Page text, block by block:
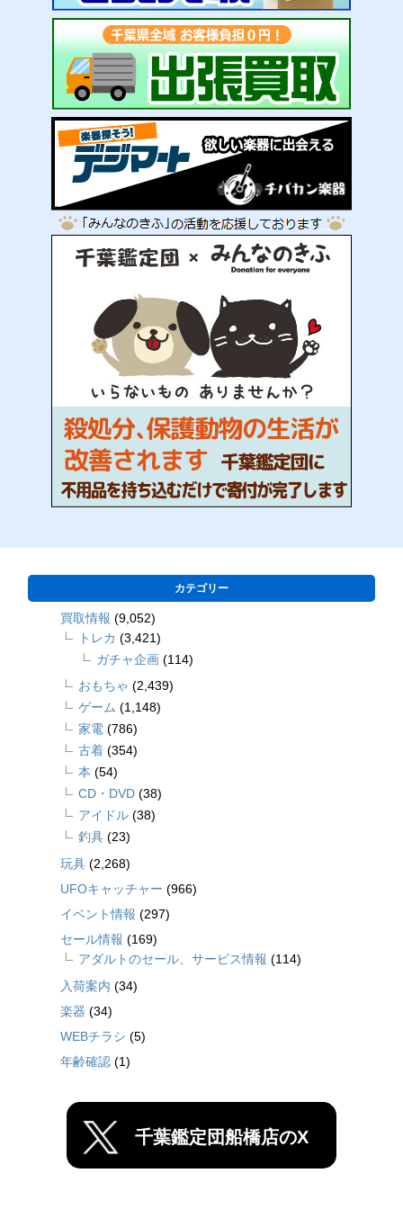
カテゴリー
買取情報 (9,052)
トレカ (3,421)
ガチャ企画 (114)
おもちゃ (2,439)
ゲーム (1,148)
家電 (786)
古着 (354)
本 (54)
CD・DVD (38)
アイドル (38)
釣具 (23)
玩具 (2,268)
UFOキャッチャー (966)
イベント情報 (297)
セール情報 (169)
アダルトのセール、サービス情報 (114)
入荷案内 (34)
楽器 (34)
WEBチラシ (5)
年齢確認 (1)
千葉鑑定団船橋店のX